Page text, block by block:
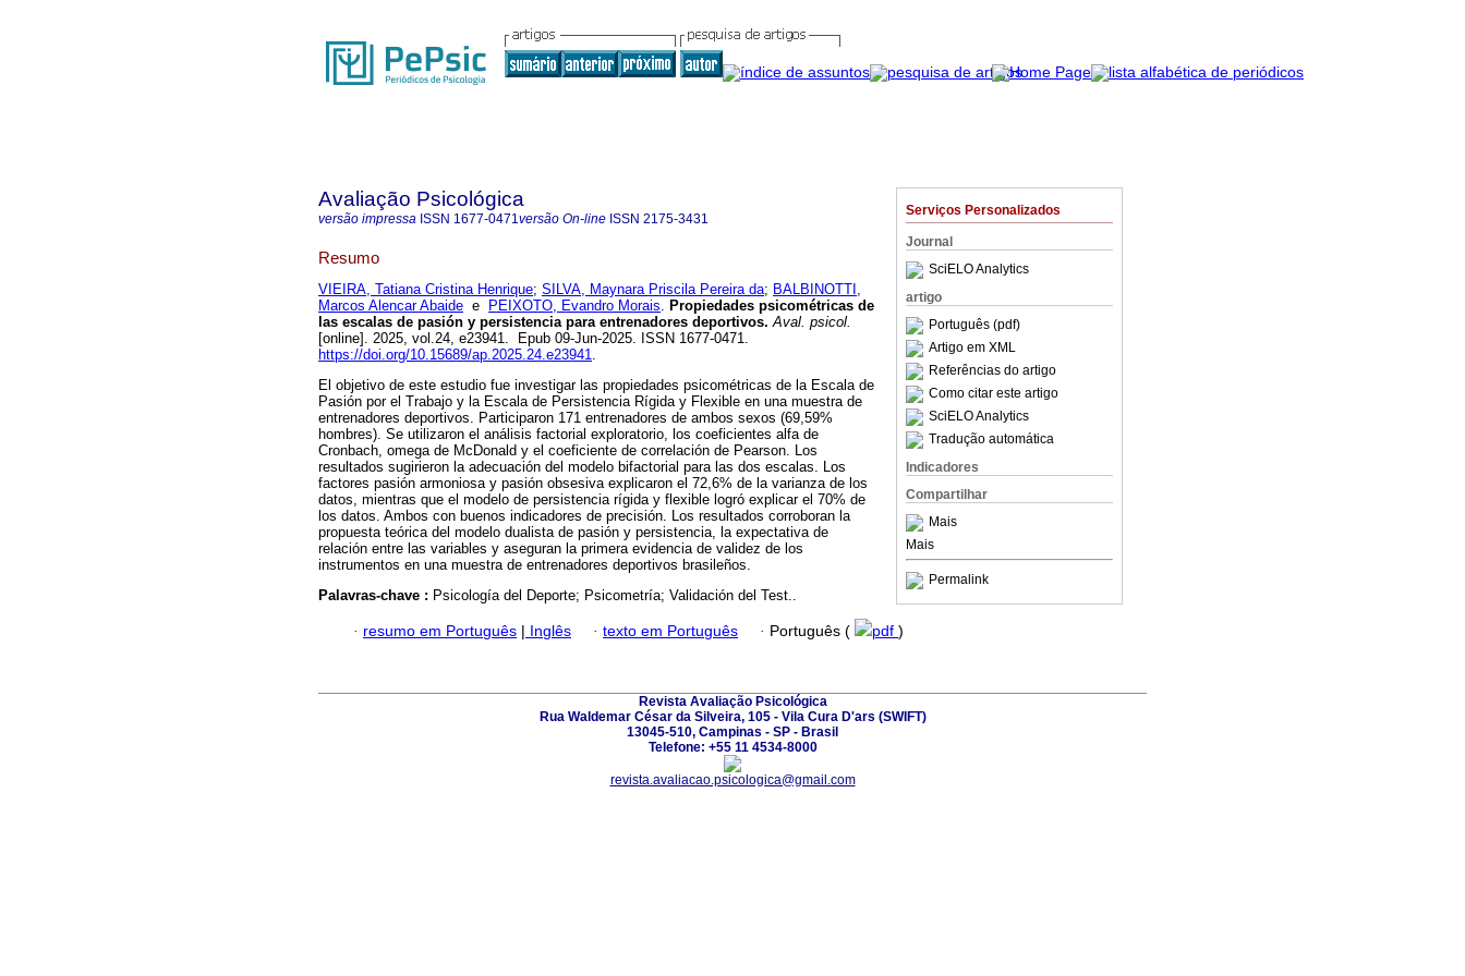
Serviços Personalizados
Journal
SciELO Analytics
artigo
Português (pdf)
Artigo em XML
Referências do artigo
Como citar este artigo
SciELO Analytics
Tradução automática
Indicadores
Compartilhar
Mais
Mais
Permalink
Avaliação Psicológica
versão impressa ISSN 1677-0471versão On-line ISSN 2175-3431
Resumo
VIEIRA, Tatiana Cristina Henrique; SILVA, Maynara Priscila Pereira da; BALBINOTTI,
Marcos Alencar Abaide e PEIXOTO, Evandro Morais. Propiedades psicométricas de
las escalas de pasión y persistencia para entrenadores deportivos. Aval. psicol.
[online]. 2025, vol.24, e23941. Epub 09-Jun-2025. ISSN 1677-0471.
https://doi.org/10.15689/ap.2025.24.e23941.
El objetivo de este estudio fue investigar las propiedades psicométricas de la Escala de
Pasión por el Trabajo y la Escala de Persistencia Rígida y Flexible en una muestra de
entrenadores deportivos. Participaron 171 entrenadores de ambos sexos (69,59%
hombres). Se utilizaron el análisis factorial exploratorio, los coeficientes alfa de
Cronbach, omega de McDonald y el coeficiente de correlación de Pearson. Los
resultados sugirieron la adecuación del modelo bifactorial para las dos escalas. Los
factores pasión armoniosa y pasión obsesiva explicaron el 72,6% de la varianza de los
datos, mientras que el modelo de persistencia rígida y flexible logró explicar el 70% de
los datos. Ambos con buenos indicadores de precisión. Los resultados corroboran la
propuesta teórica del modelo dualista de pasión y persistencia, la expectativa de
relación entre las variables y aseguran la primera evidencia de validez de los
instrumentos en una muestra de entrenadores deportivos brasileños.
Palavras-chave : Psicología del Deporte; Psicometría; Validación del Test..
· resumo em Português | Inglês · texto em Português · Português ( pdf )
Revista Avaliação Psicológica
Rua Waldemar César da Silveira, 105 - Vila Cura D'ars (SWIFT)
13045-510, Campinas - SP - Brasil
Telefone: +55 11 4534-8000
revista.avaliacao.psicologica@gmail.com